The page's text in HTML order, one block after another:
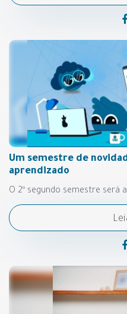
Um semestre de
aprendizado
O 2º segundo semestre será